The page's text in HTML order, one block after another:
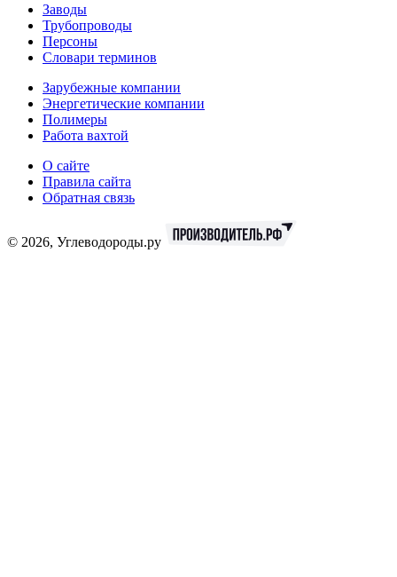
Заводы
Трубопроводы
Персоны
Словари терминов
Зарубежные компании
Энергетические компании
Полимеры
Работа вахтой
О сайте
Правила сайта
Обратная связь
© 2026, Углеводороды.ру